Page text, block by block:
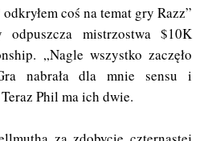
coś na temat gry Razz”
mistrzostwa $10K
„Nagle wszystko zaczęło
nabrała dla mnie sensu i
Phil ma ich dwie.